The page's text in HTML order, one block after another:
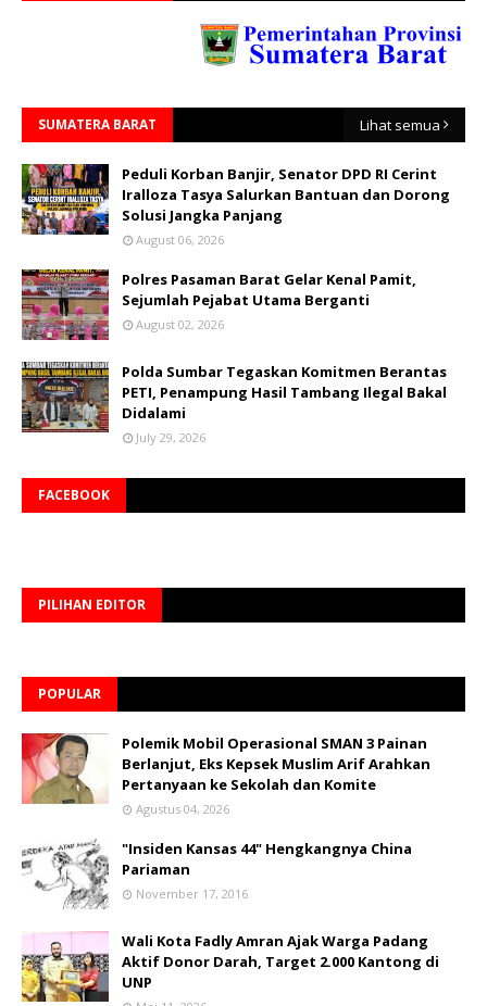
SUMATERA BARAT Lihat semua
Peduli Korban Banjir, Senator DPD RI Cerint
Iralloza Tasya Salurkan Bantuan dan Dorong
Solusi Jangka Panjang
August 06, 2026
Polres Pasaman Barat Gelar Kenal Pamit,
Sejumlah Pejabat Utama Berganti
August 02, 2026
Polda Sumbar Tegaskan Komitmen Berantas
PETI, Penampung Hasil Tambang Ilegal Bakal
Didalami
July 29, 2026
FACEBOOK
PILIHAN EDITOR
POPULAR
Polemik Mobil Operasional SMAN 3 Painan
Berlanjut, Eks Kepsek Muslim Arif Arahkan
Pertanyaan ke Sekolah dan Komite
Agustus 04, 2026
"Insiden Kansas 44" Hengkangnya China
Pariaman
November 17, 2016
Wali Kota Fadly Amran Ajak Warga Padang
Aktif Donor Darah, Target 2.000 Kantong di
UNP